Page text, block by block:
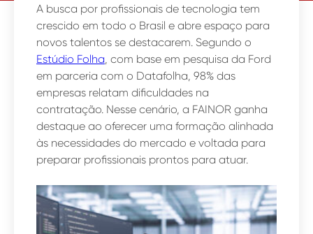
A busca por profissionais de tecnologia tem
crescido em todo o Brasil e abre espaço para
novos talentos se destacarem. Segundo o
Estúdio Folha , com base em pesquisa da Ford
em parceria com o Datafolha, 98% das
empresas relatam dificuldades na
contratação. Nesse cenário, a FAINOR ganha
destaque ao oferecer uma formação alinhada
às necessidades do mercado e voltada para
preparar profissionais prontos para atuar.